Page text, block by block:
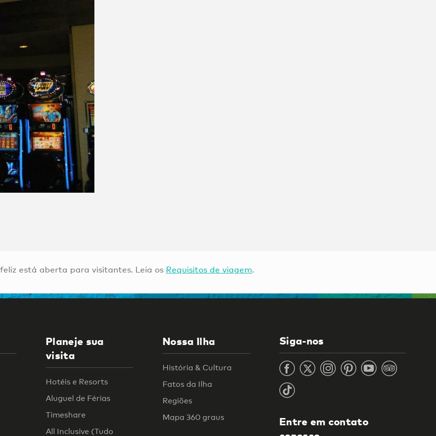
está aberta para visitantes. Leia os Requisitos de viagem.
Planeje sua
visita
Hotéis e Resorts
Aluguel de Férias
Timeshare
All Inclusive (Tudo
Nossa Ilha
História & Cultura
Fatos da Ilha
Regiões
Mapa 360 graus
Siga-nos
Entre em contato